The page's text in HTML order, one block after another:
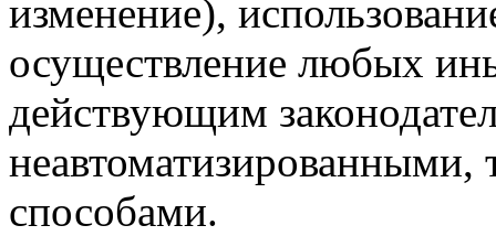
изменение),
осуществление любых
действующим
неавтоматизированными,
способами.